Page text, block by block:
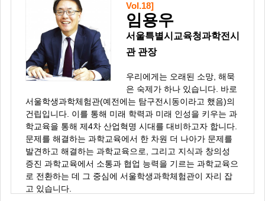
Vol.18]
임용우
서울특별시교육청과학전시
관 관장
우리에게는 오래된 소망, 해묵
은 숙제가 하나 있습니다. 바로
서울학생과학체험관(예전에는 탐구전시동이라고 했음)의
건립입니다. 이를 통해 미래 학력과 미래 인성을 키우는 과
학교육을 통해 제4차 산업혁명 시대를 대비하고자 합니다.
문제를 해결하는 과학교육에서 한 차원 더 나아가 문제를
발견하고 해결하는 과학교육으로, 그리고 지식과 창의성
증진 과학교육에서 소통과 협업 능력을 기르는 과학교육으
로 전환하는 데 그 중심에 서울학생과학체험관이 자리 잡
고 있습니다.